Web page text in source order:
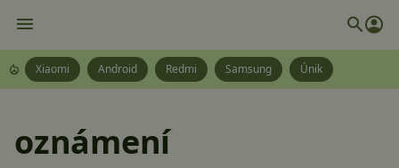
Xiaomi Android Redmi Samsung Únik
oznámení